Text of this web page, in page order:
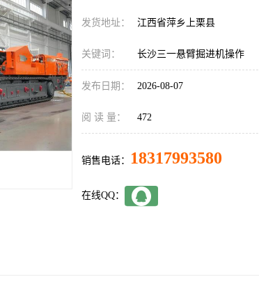
发货地址： 江西省萍乡上栗县
关键词： 长沙三一悬臂掘进机操作
发布日期： 2026-08-07
阅 读 量： 472
销售电话： 18317993580
在线QQ：